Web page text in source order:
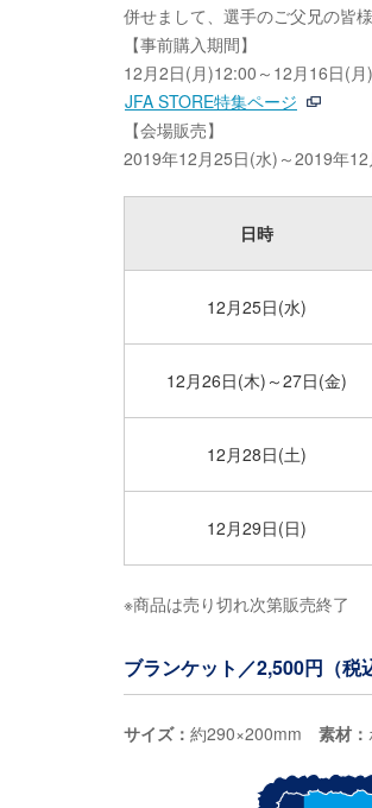
併せまして、選手のご父兄の皆
【事前購入期間】
12月2日(月)12:00～12月16日(
JFA STORE特集ページ
【会場販売】
2019年12月25日(水)～2019年
日時
12月25日(水)
12月26日(木)～27日(金)
12月28日(土)
12月29日(日)
※商品は売り切れ次第販売終了
ブランケット／2,500円（税
サイズ： 約290×200mm 素材：